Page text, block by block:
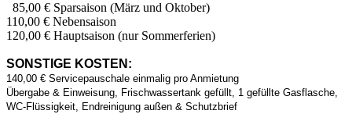
85,00 € Sparsaison (März und Oktober)
110,00 € Nebensaison
120,00 € Hauptsaison (nur Sommerferien)
SONSTIGE KOSTEN:
140,00 € Servicepauschale einmalig pro Anmietung
Übergabe & Einweisung, Frischwassertank gefüllt, 1 gefüllte Gasflasche,
WC-Flüssigkeit, Endreinigung außen & Schutzbrief